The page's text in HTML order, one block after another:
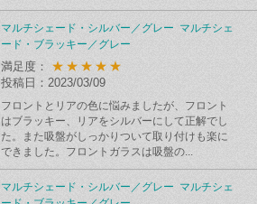
マルチシェード・シルバー／グレー マルチシェ
ード・ブラッキー／グレー
満足度： ★★★★★
投稿日：2023/03/09
フロントとリアの色に悩みましたが、フロント
はブラッキー、リアをシルバーにして正解でし
た。また吸盤がしっかりついて取り付けも楽に
できました。フロントガラスは吸盤の...
マルチシェード・シルバー／グレー マルチシェ